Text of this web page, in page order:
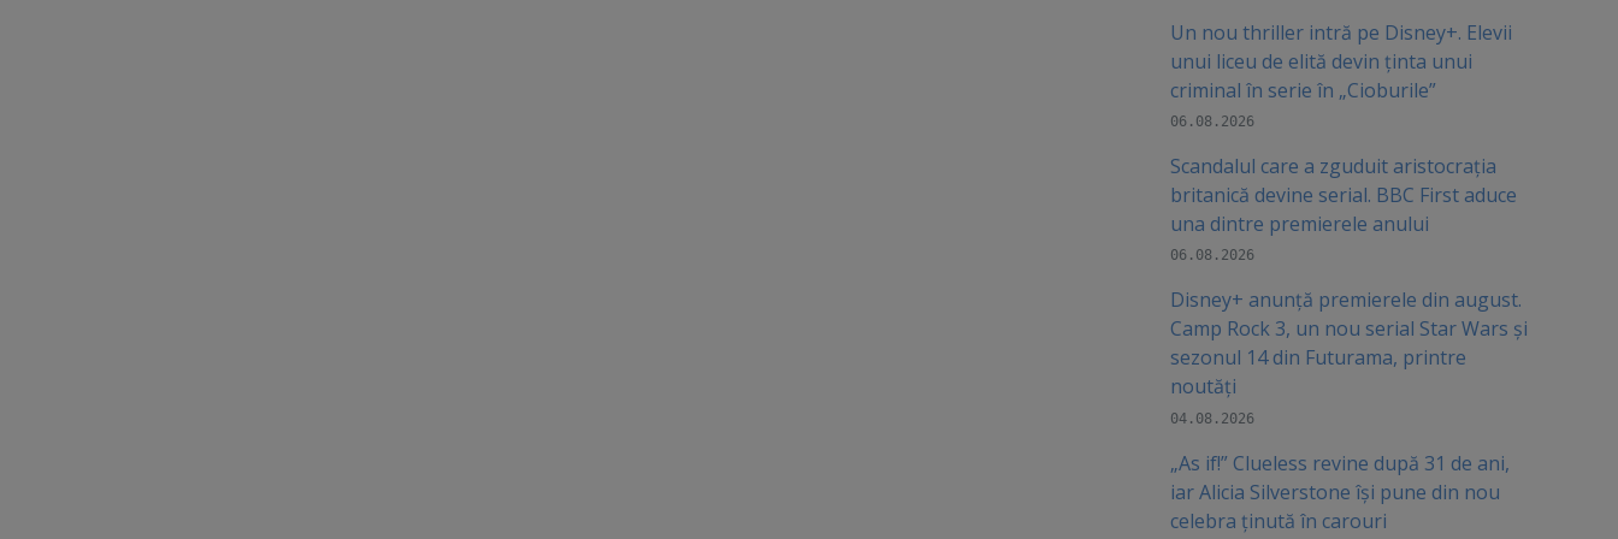
Un nou thriller intră pe Disney+. Elevii
unui liceu de elită devin ținta unui
criminal în serie în „Cioburile”
06.08.2026
Scandalul care a zguduit aristocrația
britanică devine serial. BBC First aduce
una dintre premierele anului
06.08.2026
Disney+ anunță premierele din august.
Camp Rock 3, un nou serial Star Wars și
sezonul 14 din Futurama, printre
noutăți
04.08.2026
„As if!” Clueless revine după 31 de ani,
iar Alicia Silverstone își pune din nou
celebra ținută în carouri